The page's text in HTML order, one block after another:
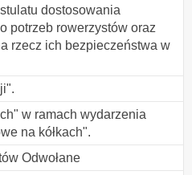
dostosowania
potrzeb rowerzystów oraz
rzecz ich bezpieczeństwa w
w ramach wydarzenia
na kółkach".
Odwołane